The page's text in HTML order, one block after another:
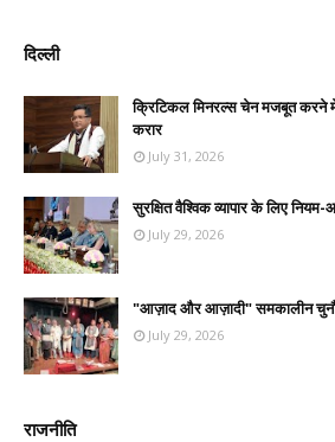
दिल्ली
क्रिटिकल मिनरल्स चेन मजबूत करने
करार
July 31, 2026
सुरक्षित वैश्विक व्यापार के लिए
July 29, 2026
"आज़ाद और आज़ादी" समकालीन
July 29, 2026
राजनीति